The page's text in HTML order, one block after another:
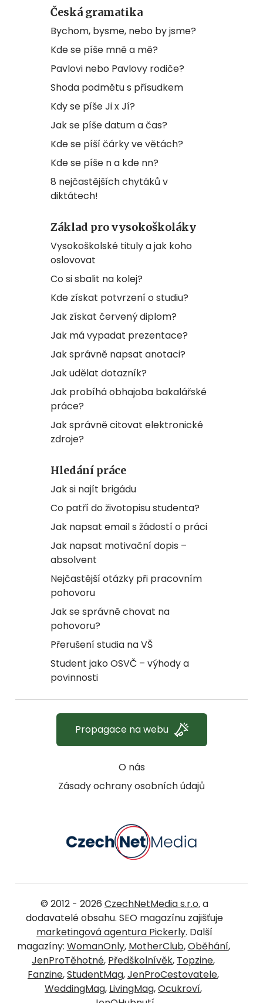
Česká gramatika
Bychom, bysme, nebo by jsme?
Kde se píše mně a mě?
Pavlovi nebo Pavlovy rodiče?
Shoda podmětu s přísudkem
Kdy se píše Ji x Jí?
Jak se píše datum a čas?
Kde se píší čárky ve větách?
Kde se píše n a kde nn?
8 nejčastějších chytáků v
diktátech!
Základ pro vysokoškoláky
Vysokoškolské tituly a jak koho
oslovovat
Co si sbalit na kolej?
Kde získat potvrzení o studiu?
Jak získat červený diplom?
Jak má vypadat prezentace?
Jak správně napsat anotaci?
Jak udělat dotazník?
Jak probíhá obhajoba bakalářské
práce?
Jak správně citovat elektronické
zdroje?
Hledání práce
Jak si najít brigádu
Co patří do životopisu studenta?
Jak napsat email s žádostí o práci
Jak napsat motivační dopis –
absolvent
Nejčastější otázky při pracovním
pohovoru
Jak se správně chovat na
pohovoru?
Přerušení studia na VŠ
Student jako OSVČ – výhody a
povinnosti
O nás
Zásady ochrany osobních údajů
Propagace na webu
© 2012 - 2026 CzechNetMedia s.r.o. a
dodavatelé obsahu. SEO magazínu zajišťuje
marketingová agentura Pickerly. Další
magazíny: WomanOnly, MotherClub,Oběhání,
JenProTěhotné, Předškolnívěk, Topzine,
Fanzine,StudentMag,JenProCestovatele,
WeddingMag, LivingMag,Ocukroví,